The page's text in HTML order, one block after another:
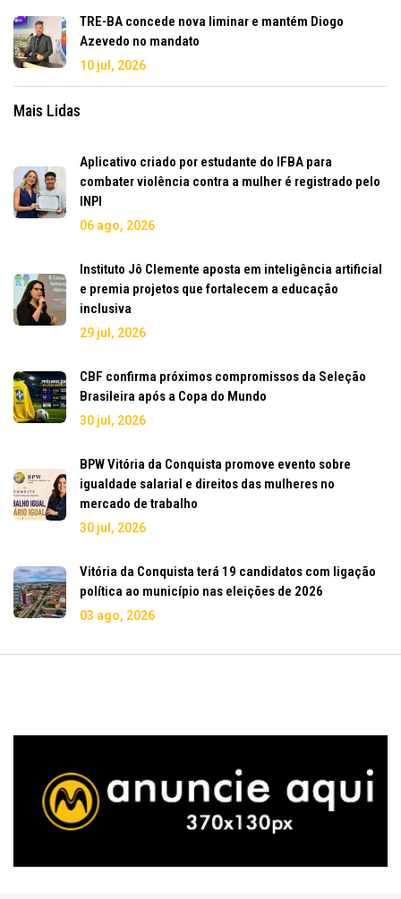
TRE-BA concede nova liminar e mantém Diogo
Azevedo no mandato
10 jul, 2026
Mais Lidas
Aplicativo criado por estudante do IFBA para
combater violência contra a mulher é registrado pelo
INPI
06 ago, 2026
Instituto Jô Clemente aposta em inteligência artificial
e premia projetos que fortalecem a educação
inclusiva
29 jul, 2026
CBF confirma próximos compromissos da Seleção
Brasileira após a Copa do Mundo
30 jul, 2026
BPW Vitória da Conquista promove evento sobre
igualdade salarial e direitos das mulheres no
mercado de trabalho
30 jul, 2026
Vitória da Conquista terá 19 candidatos com ligação
política ao município nas eleições de 2026
03 ago, 2026